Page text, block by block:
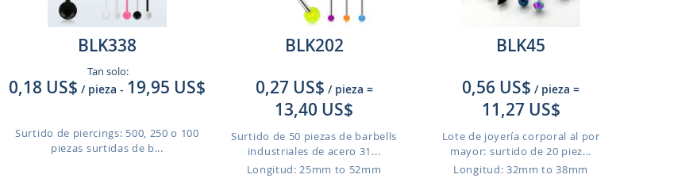
BLK338
Tan solo:
0,18 US$ / pieza - 19,95 US$
Surtido de piercings: 500, 250 o 100
piezas surtidas de b...
BLK202
0,27 US$ / pieza =
13,40 US$
Surtido de 50 piezas de barbells
industriales de acero 31...
Longitud: 25mm to 52mm
BLK45
0,56 US$ / pieza =
11,27 US$
Lote de joyería corporal al por
mayor: surtido de 20 piez...
Longitud: 32mm to 38mm